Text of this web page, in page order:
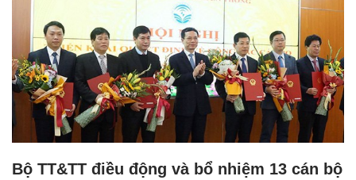
Bộ TT&TT điều động và bổ nhiệm 13 cán bộ